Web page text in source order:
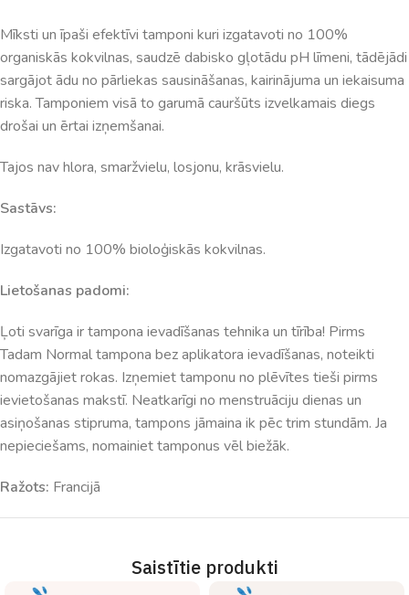
Mīksti un īpaši efektīvi tamponi kuri izgatavoti no 100%
organiskās kokvilnas, saudzē dabisko gļotādu pH līmeni, tādējādi
sargājot ādu no pārliekas sausināšanas, kairinājuma un iekaisuma
riska. Tamponiem visā to garumā cauršūts izvelkamais diegs
drošai un ērtai izņemšanai.
Tajos nav hlora, smaržvielu, losjonu, krāsvielu.
Sastāvs:
Izgatavoti no 100% bioloģiskās kokvilnas.
Lietošanas padomi:
Ļoti svarīga ir tampona ievadīšanas tehnika un tīrība! Pirms
Tadam Normal tampona bez aplikatora ievadīšanas, noteikti
nomazgājiet rokas. Izņemiet tamponu no plēvītes tieši pirms
ievietošanas makstī. Neatkarīgi no menstruāciju dienas un
asiņošanas stipruma, tampons jāmaina ik pēc trim stundām. Ja
nepieciešams, nomainiet tamponus vēl biežāk.
Ražots: Francijā
Saistītie produkti